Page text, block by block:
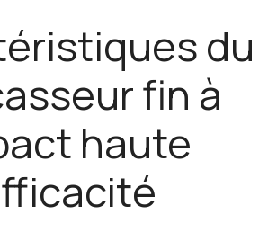
du
fin à
haute